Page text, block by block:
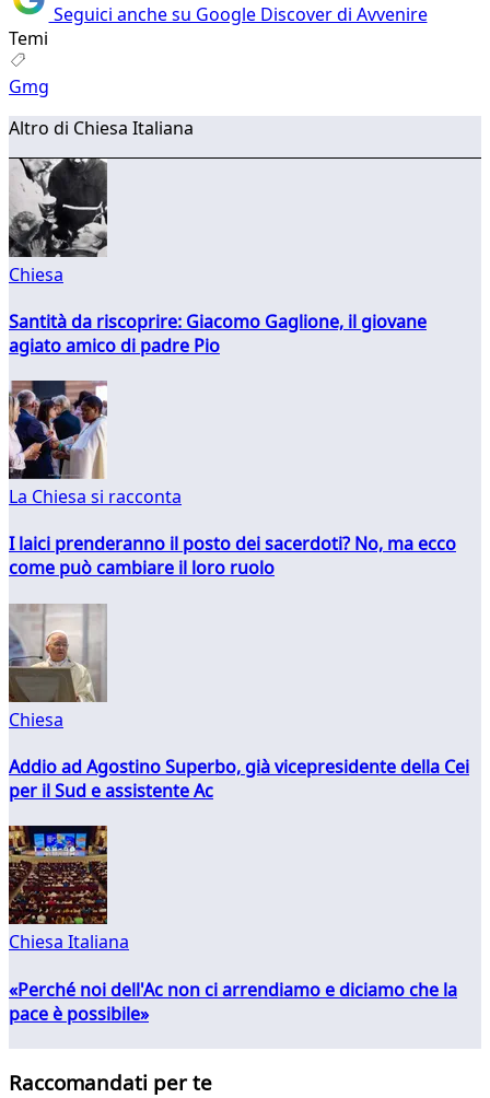
Seguici anche su Google Discover di Avvenire
Temi
Gmg
Altro di Chiesa Italiana
Chiesa
Santità da riscoprire: Giacomo Gaglione, il giovane
agiato amico di padre Pio
La Chiesa si racconta
I laici prenderanno il posto dei sacerdoti? No, ma ecco
come può cambiare il loro ruolo
Chiesa
Addio ad Agostino Superbo, già vicepresidente della Cei
per il Sud e assistente Ac
Chiesa Italiana
«Perché noi dell'Ac non ci arrendiamo e diciamo che la
pace è possibile»
Raccomandati per te